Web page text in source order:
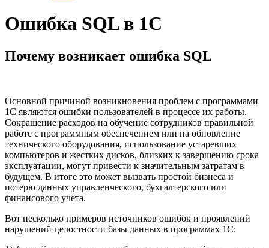
Ошибка SQL в 1С
Почему возникает ошибка SQL
Основной причиной возникновения проблем с программами
1С являются ошибки пользователей в процессе их работы.
Сокращение расходов на обучение сотрудников правильной
работе с программным обеспечением или на обновление
технического оборудования, использование устаревших
компьютеров и жестких дисков, близких к завершению срока
эксплуатации, могут привести к значительным затратам в
будущем. В итоге это может вызвать простой бизнеса и
потерю данных управленческого, бухгалтерского или
финансового учета.
Вот несколько примеров источников ошибок и проявлений
нарушений целостности базы данных в программах 1С: